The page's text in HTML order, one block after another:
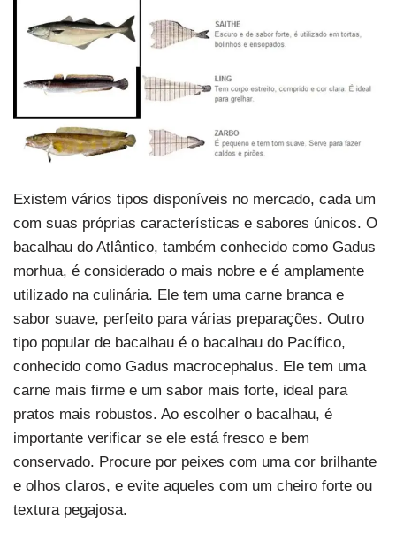
Existem vários tipos disponíveis no mercado, cada um
com suas próprias características e sabores únicos. O
bacalhau do Atlântico, também conhecido como Gadus
morhua, é considerado o mais nobre e é amplamente
utilizado na culinária. Ele tem uma carne branca e
sabor suave, perfeito para várias preparações. Outro
tipo popular de bacalhau é o bacalhau do Pacífico,
conhecido como Gadus macrocephalus. Ele tem uma
carne mais firme e um sabor mais forte, ideal para
pratos mais robustos. Ao escolher o bacalhau, é
importante verificar se ele está fresco e bem
conservado. Procure por peixes com uma cor brilhante
e olhos claros, e evite aqueles com um cheiro forte ou
textura pegajosa.